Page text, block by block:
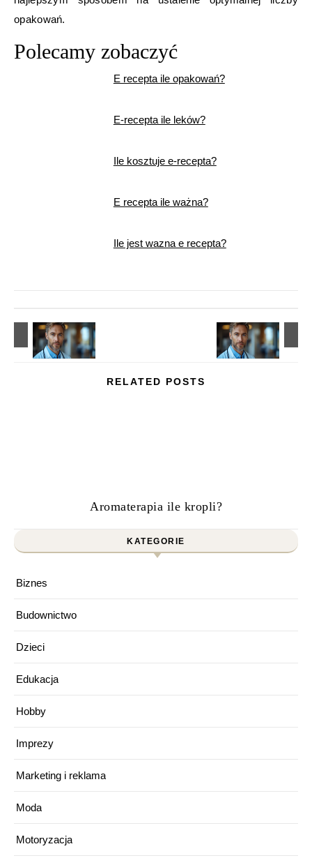
opakowań.
Polecamy zobaczyć
E recepta ile opakowań?
E-recepta ile leków?
Ile kosztuje e-recepta?
E recepta ile ważna?
Ile jest wazna e recepta?
RELATED POSTS
Aromaterapia ile kropli?
KATEGORIE
Biznes
Budownictwo
Dzieci
Edukacja
Hobby
Imprezy
Marketing i reklama
Moda
Motoryzacja